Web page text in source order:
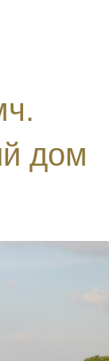
дом